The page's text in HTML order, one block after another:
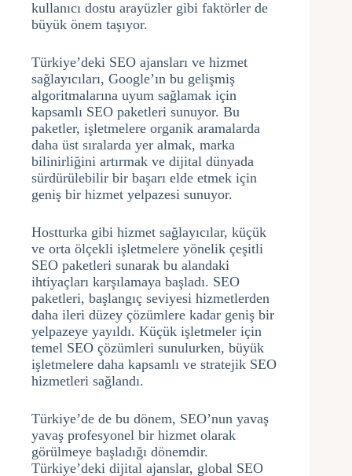
kullanıcı dostu arayüzler gibi faktörler de
büyük önem taşıyor.
Türkiye’deki SEO ajansları ve hizmet
sağlayıcıları, Google’ın bu gelişmiş
algoritmalarına uyum sağlamak için
kapsamlı SEO paketleri sunuyor. Bu
paketler, işletmelere organik aramalarda
daha üst sıralarda yer almak, marka
bilinirliğini artırmak ve dijital dünyada
sürdürülebilir bir başarı elde etmek için
geniş bir hizmet yelpazesi sunuyor.
Hostturka gibi hizmet sağlayıcılar, küçük
ve orta ölçekli işletmelere yönelik çeşitli
SEO paketleri sunarak bu alandaki
ihtiyaçları karşılamaya başladı. SEO
paketleri, başlangıç seviyesi hizmetlerden
daha ileri düzey çözümlere kadar geniş bir
yelpazeye yayıldı. Küçük işletmeler için
temel SEO çözümleri sunulurken, büyük
işletmelere daha kapsamlı ve stratejik SEO
hizmetleri sağlandı.
Türkiye’de de bu dönem, SEO’nun yavaş
yavaş profesyonel bir hizmet olarak
görülmeye başladığı dönemdir.
Türkiye’deki dijital ajanslar, global SEO